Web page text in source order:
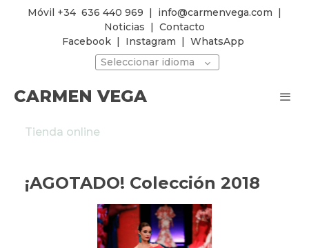
Móvil +34 636 440 969 | info@carmenvega.com |
Noticias | Contacto
Facebook | Instagram | WhatsApp
Seleccionar idioma
CARMEN VEGA
Tienda online
¡AGOTADO! Colección 2018